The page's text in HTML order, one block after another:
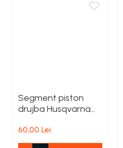
Segment piston
drujba Husqvarna
X-TORQ
60,00 Lei